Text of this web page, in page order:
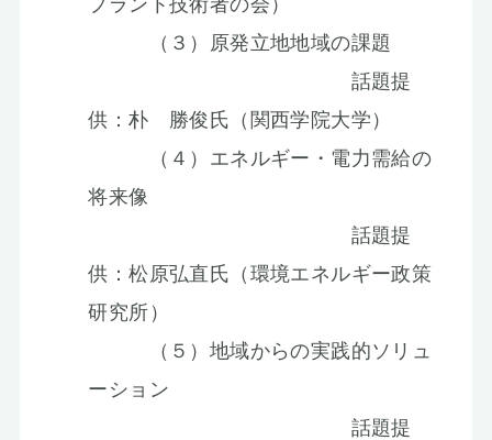
（３）原発立地地域の課題
話題提
供：朴 勝俊氏（関西学院大学）
（４）エネルギー・電力需給の
将来像
話題提
供：松原弘直氏（環境エネルギー政策
研究所）
（５）地域からの実践的ソリュ
ーション
話題提